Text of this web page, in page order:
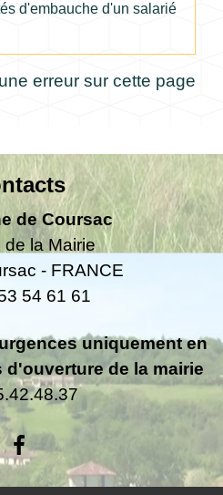
d'embauche d'un salarié
erreur sur cette page
de Coursac
de la Mairie
- FRANCE
54 61 61
uniquement en
de la mairie